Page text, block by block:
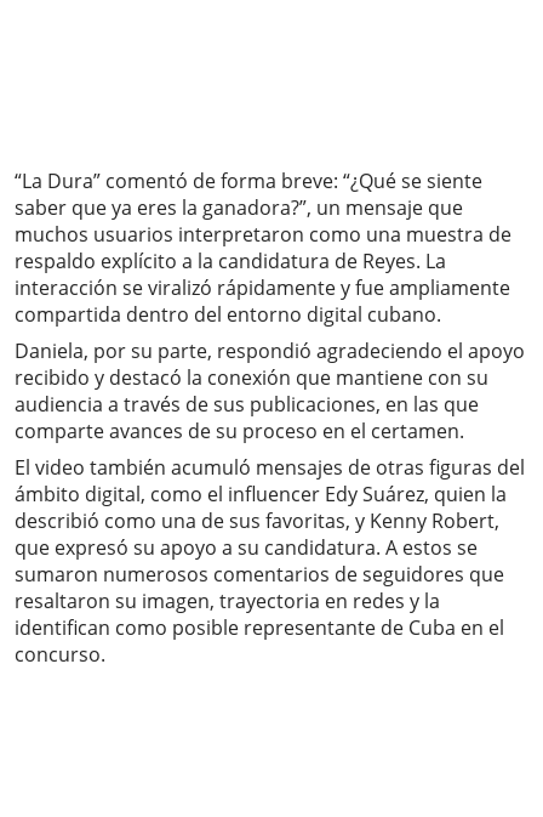
“La Dura” comentó de forma breve: “¿Qué se siente
saber que ya eres la ganadora?”, un mensaje que
muchos usuarios interpretaron como una muestra de
respaldo explícito a la candidatura de Reyes. La
interacción se viralizó rápidamente y fue ampliamente
compartida dentro del entorno digital cubano.
Daniela, por su parte, respondió agradeciendo el apoyo
recibido y destacó la conexión que mantiene con su
audiencia a través de sus publicaciones, en las que
comparte avances de su proceso en el certamen.
El video también acumuló mensajes de otras figuras del
ámbito digital, como el influencer Edy Suárez, quien la
describió como una de sus favoritas, y Kenny Robert,
que expresó su apoyo a su candidatura. A estos se
sumaron numerosos comentarios de seguidores que
resaltaron su imagen, trayectoria en redes y la
identifican como posible representante de Cuba en el
concurso.